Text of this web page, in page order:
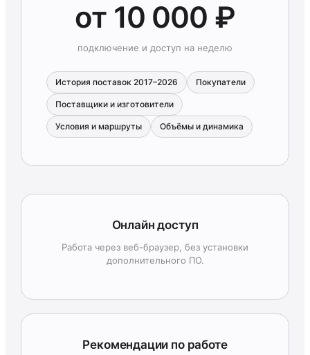
от 10 000 ₽
подключение и доступ на неделю
История поставок 2017–2026 Покупатели
Поставщики и изготовители
Условия и маршруты Объёмы и динамика
Онлайн доступ
Работа через веб-браузер, без установки
дополнительного ПО.
Рекомендации по работе